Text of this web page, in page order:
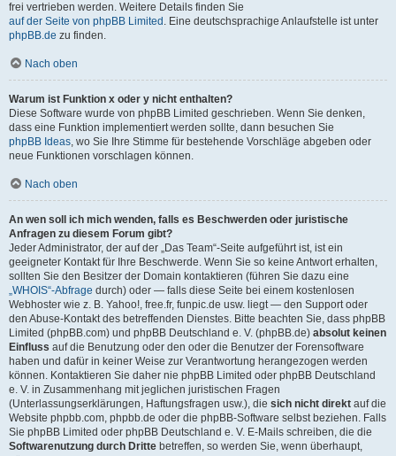
frei vertrieben werden. Weitere Details finden Sie
auf der Seite von phpBB Limited . Eine deutschsprachige Anlaufstelle ist unter
phpBB.de zu finden.
Nach oben
Warum ist Funktion x oder y nicht enthalten?
Diese Software wurde von phpBB Limited geschrieben. Wenn Sie denken,
dass eine Funktion implementiert werden sollte, dann besuchen Sie
phpBB Ideas, wo Sie Ihre Stimme für bestehende Vorschläge abgeben oder
neue Funktionen vorschlagen können.
Nach oben
An wen soll ich mich wenden, falls es Beschwerden oder juristische
Anfragen zu diesem Forum gibt?
Jeder Administrator, der auf der „Das Team“-Seite aufgeführt ist, ist ein
geeigneter Kontakt für Ihre Beschwerde. Wenn Sie so keine Antwort erhalten,
sollten Sie den Besitzer der Domain kontaktieren (führen Sie dazu eine
„WHOIS“-Abfrage durch) oder — falls diese Seite bei einem kostenlosen
Webhoster wie z. B. Yahoo!, free.fr, funpic.de usw. liegt — den Support oder
den Abuse-Kontakt des betreffenden Dienstes. Bitte beachten Sie, dass phpBB
Limited (phpBB.com) und phpBB Deutschland e. V. (phpBB.de) absolut keinen
Einfluss auf die Benutzung oder den oder die Benutzer der Forensoftware
haben und dafür in keiner Weise zur Verantwortung herangezogen werden
können. Kontaktieren Sie daher nie phpBB Limited oder phpBB Deutschland
e. V. in Zusammenhang mit jeglichen juristischen Fragen
(Unterlassungserklärungen, Haftungsfragen usw.), die sich nicht direkt auf die
Website phpbb.com, phpbb.de oder die phpBB-Software selbst beziehen. Falls
Sie phpBB Limited oder phpBB Deutschland e. V. E-Mails schreiben, die die
Softwarenutzung durch Dritte betreffen, so werden Sie, wenn überhaupt,